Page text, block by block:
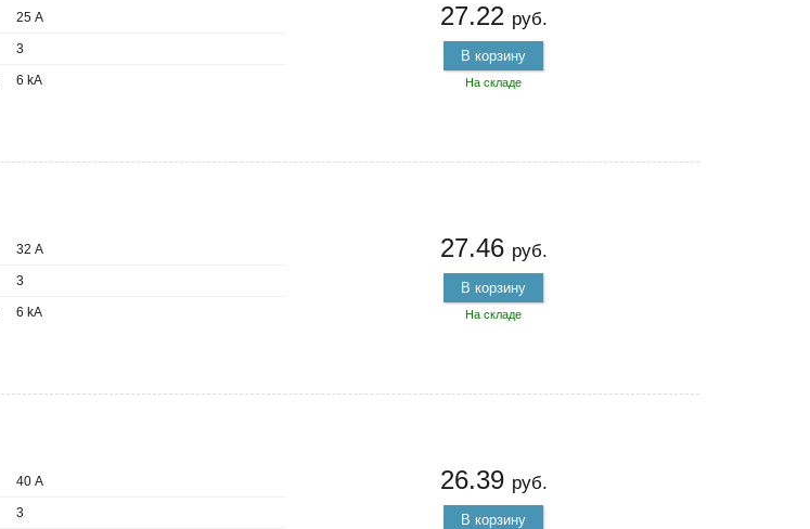
25 А
3
6 kA
27.22 руб.
В корзину
На складе
32 А
3
6 kA
27.46 руб.
В корзину
На складе
40 А
3
26.39 руб.
В корзину